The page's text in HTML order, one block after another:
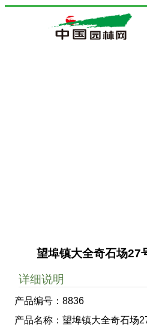
望埠镇大全奇石场27
详细说明
产品编号：8836
产品名称：望埠镇大全奇石场